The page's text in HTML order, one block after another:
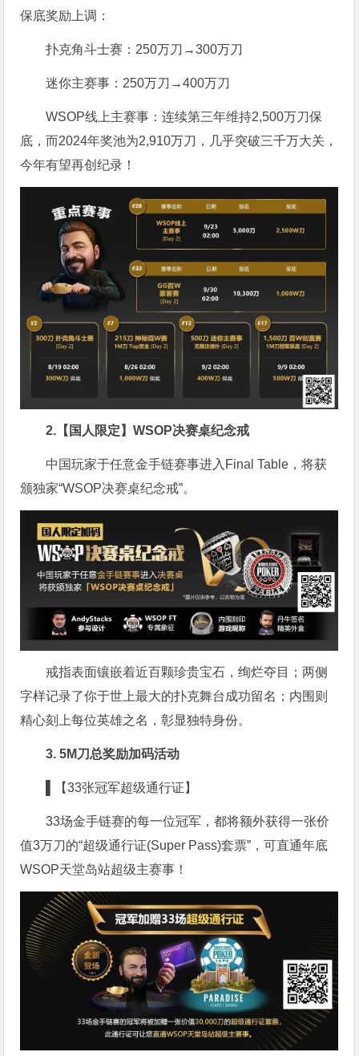
保底奖励上调：
扑克角斗士赛：250万刀→300万刀
迷你主赛事：250万刀→400万刀
WSOP线上主赛事：连续第三年维持2,500万刀保
底，而2024年奖池为2,910万刀，几乎突破三千万大关，
今年有望再创纪录！
2.【国人限定】WSOP决赛桌纪念戒
中国玩家于任意金手链赛事进入Final Table，将获
颁独家“WSOP决赛桌纪念戒”。
戒指表面镶嵌着近百颗珍贵宝石，绚烂夺目；两侧
字样记录了你于世上最大的扑克舞台成功留名；内围则
精心刻上每位英雄之名，彰显独特身份。
3. 5M刀总奖励加码活动
▌【33张冠军超级通行证】
33场金手链赛的每一位冠军，都将额外获得一张价
值3万刀的“超级通行证(Super Pass)套票”，可直通年底
WSOP天堂岛站超级主赛事！